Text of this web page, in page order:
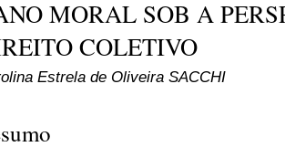
MORAL SOB A
COLETIVO
Estrela de Oliveira SACCHI